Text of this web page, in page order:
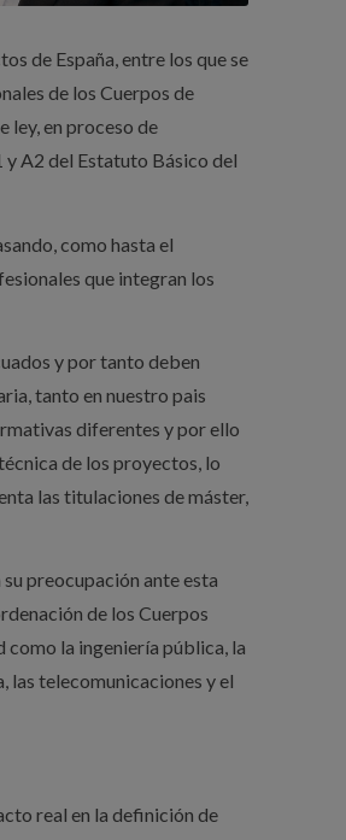
de España, entre los que se
de los Cuerpos de
ley, en proceso de
A2 del Estatuto Básico del
como hasta el
que integran los
y por tanto deben
tanto en nuestro pais
diferentes y por ello
de los proyectos, lo
las titulaciones de máster,
preocupación ante esta
de los Cuerpos
como la ingeniería pública, la
las telecomunicaciones y el
real en la definición de